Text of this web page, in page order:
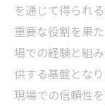
を通じて得られ
重要な役割を果
場での経験と組
供する基盤とな
現場での信頼性